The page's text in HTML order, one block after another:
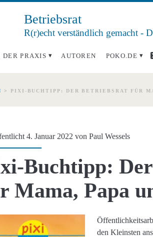
Betriebsrat
R(r)echt verständlich gemacht -
DER PRAXIS AUTOREN POKO.DE
> PIXI-BUCHTIPP: DER BETRIEBSRAT FÜR
4. Januar 2022 vonPaul Wessels
Buchtipp:
Mama, Papa
den Kleinsten